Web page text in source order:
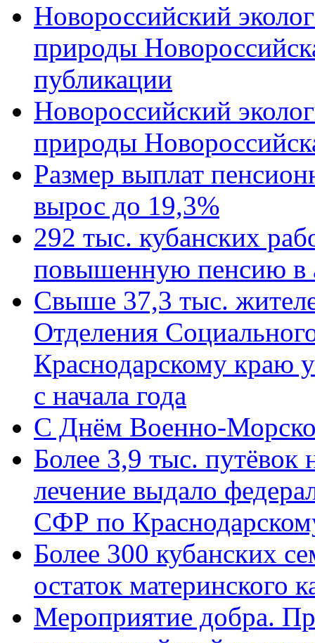
Новороссийский
природы
публикации
Новороссийский
природы
Размер выплат
вырос до 19,3%
292 тыс. кубанских
повышенную пенсию в
Свыше 37,3 тыс.
Отделения
Краснодарскому краю
с начала года
C Днём Военно-
Более 3,9 тыс. путёвок
лечение выдало
СФР по
Более 300 кубанских
остаток материнского
Мероприятие добра.